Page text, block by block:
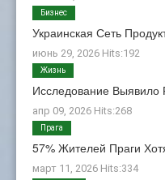
Украинская Сеть
июнь 29, 2026 Hits:192
Бизнес
Исследование
апр 09, 2026 Hits:268
Жизнь
57% Жителей Праги
март 11, 2026 Hits:334
Прага